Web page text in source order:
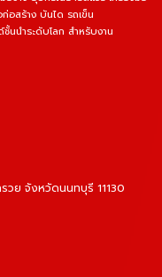
อสร้าง บันได รถเข็น
นนำระดับโลก สำหรับงาน
ย จังหวัดนนทบุรี 11130